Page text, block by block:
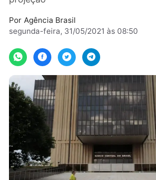
projeção
Por
segunda-feira, 31/05/2021 às 08:50